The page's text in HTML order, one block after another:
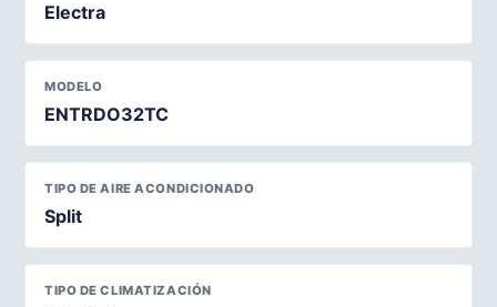
Electra
MODELO
ENTRDO32TC
TIPO DE AIRE ACONDICIONADO
Split
TIPO DE CLIMATIZACIÓN